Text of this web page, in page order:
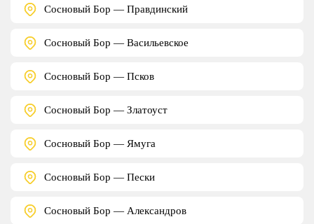
Сосновый Бор — Правдинский
Сосновый Бор — Васильевское
Сосновый Бор — Псков
Сосновый Бор — Златоуст
Сосновый Бор — Ямуга
Сосновый Бор — Пески
Сосновый Бор — Александров